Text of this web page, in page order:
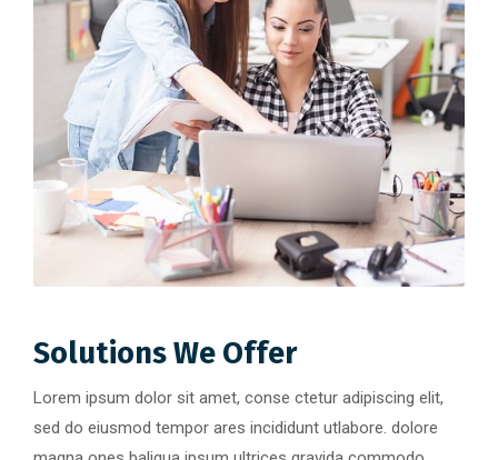
Solutions We Offer
Lorem ipsum dolor sit amet, conse ctetur adipiscing elit,
sed do eiusmod tempor ares incididunt utlabore. dolore